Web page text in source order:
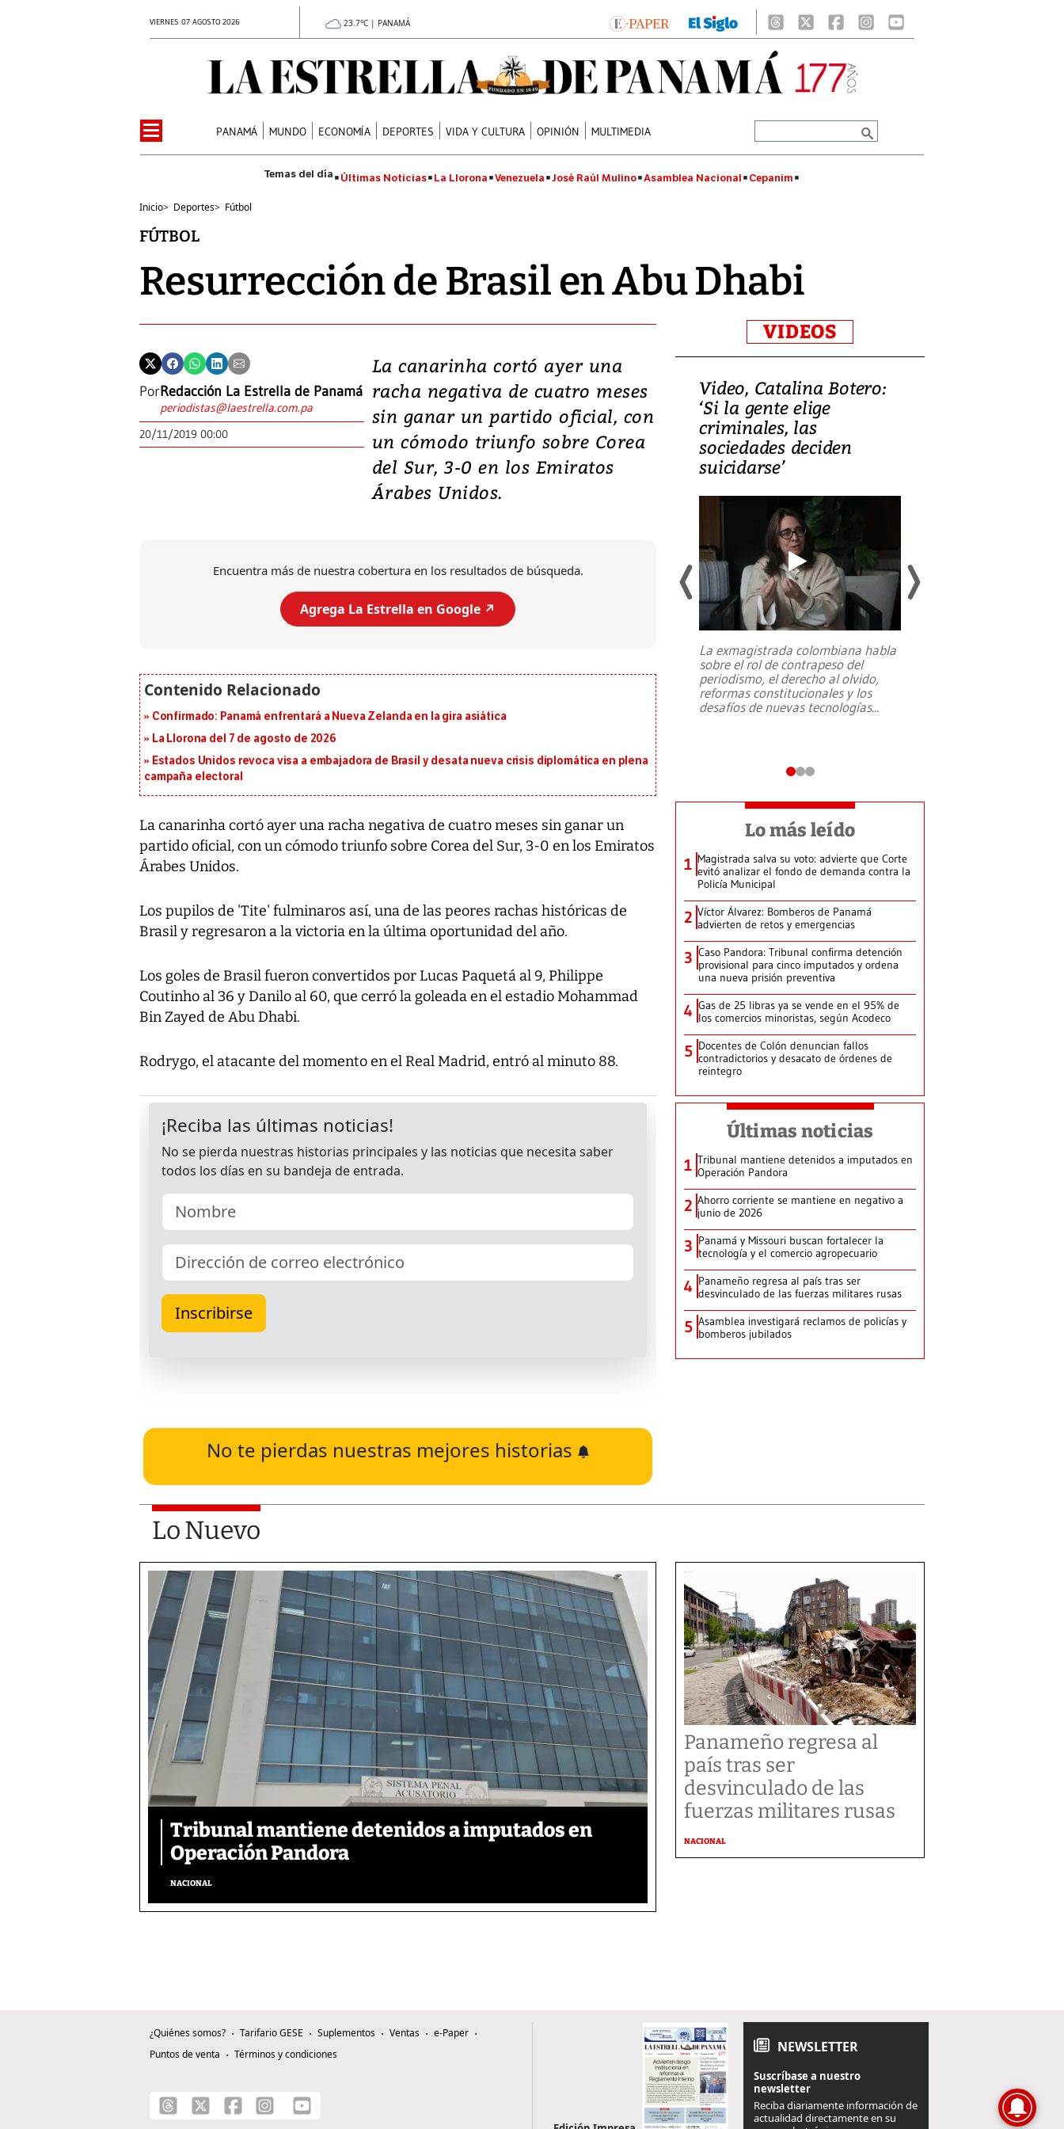
VIERNES 07 AGOSTO 2026 23.7°C | PANAMÁ
PANAMÁ MUNDO ECONOMÍA DEPORTES VIDA Y CULTURA OPINIÓN MULTIMEDIA
Últimas Noticias La Llorona Venezuela José Raúl Mulino Asamblea Nacional Cepanim
Inicio> Deportes> Fútbol
FÚTBOL
Resurrección de Brasil en Abu Dhabi
PorRedacción La Estrella de Panamá
periodistas@laestrella.com.pa
20/11/2019 00:00
La canarinha cortó ayer una
racha negativa de cuatro meses
sin ganar un partido oficial, con
un cómodo triunfo sobre Corea
del Sur, 3-0 en los Emiratos
Árabes Unidos.
Encuentra más de nuestra cobertura en los resultados de búsqueda.
Agrega La Estrella en Google ↗️
Confirmado: Panamá enfrentará a Nueva Zelanda en la gira asiática
La Llorona del 7 de agosto de 2026
Estados Unidos revoca visa a embajadora de Brasil y desata nueva crisis diplomática en plena
campaña electoral
La canarinha cortó ayer una racha negativa de cuatro meses sin ganar un
partido oficial, con un cómodo triunfo sobre Corea del Sur, 3-0 en los Emiratos
Árabes Unidos.
Los pupilos de 'Tite' fulminaros así, una de las peores rachas históricas de
Brasil y regresaron a la victoria en la última oportunidad del año.
Los goles de Brasil fueron convertidos por Lucas Paquetá al 9, Philippe
Coutinho al 36 y Danilo al 60, que cerró la goleada en el estadio Mohammad
Bin Zayed de Abu Dhabi.
Rodrygo, el atacante del momento en el Real Madrid, entró al minuto 88.
No te pierdas nuestras mejores historias
VIDEOS
Video, Japón: Terremoto
deja heridos y graves
daños en Kumamoto
Un fuerte terremoto de magnitud
7,1 se registró este martes 28 de
Video, Catalina Botero:
‘Si la gente elige
criminales, las
sociedades deciden
suicidarse’
La exmagistrada colombiana habla
sobre el rol de contrapeso del
periodismo, el derecho al olvido,
reformas constitucionales y los
desafíos de nuevas tecnologías...
Lo más leído
1 Magistrada salva su voto: advierte que Corte
evitó analizar el fondo de demanda contra la
Policía Municipal
2 Víctor Álvarez: Bomberos de Panamá
advierten de retos y emergencias
3 Caso Pandora: Tribunal confirma detención
provisional para cinco imputados y ordena
una nueva prisión preventiva
4 Gas de 25 libras ya se vende en el 95% de
los comercios minoristas, según Acodeco
5 Docentes de Colón denuncian fallos
contradictorios y desacato de órdenes de
reintegro
Últimas noticias
1 Tribunal mantiene detenidos a imputados en
Operación Pandora
2 Ahorro corriente se mantiene en negativo a
junio de 2026
3 Panamá y Missouri buscan fortalecer la
tecnología y el comercio agropecuario
4 Panameño regresa al país tras ser
desvinculado de las fuerzas militares rusas
5 Asamblea investigará reclamos de policías y
bomberos jubilados
Lo Nuevo
Tribunal mantiene detenidos a imputados en
Operación Pandora
NACIONAL
Panameño regresa al
país tras ser
desvinculado de las
fuerzas militares rusas
NACIONAL
¿Quiénes somos? Tarifario GESE Suplementos Ventas
e-Paper
Puntos de venta
Términos y condiciones NEWSLETTER
Suscríbase a nuestro
newsletter
Reciba diariamente información de
actualidad directamente en su